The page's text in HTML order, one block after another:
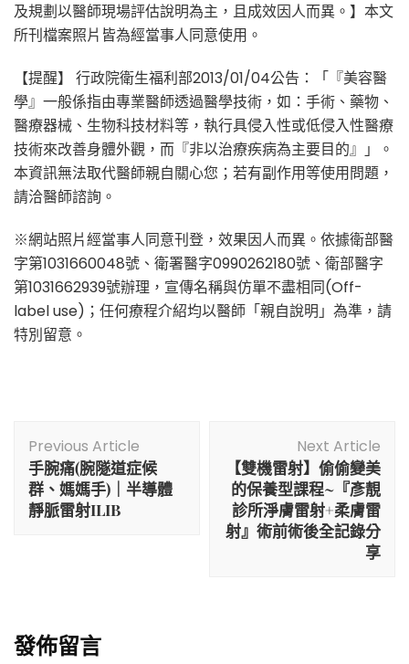
及規劃以醫師現場評估說明為主，且成效因人而異。】本文
所刊檔案照片皆為經當事人同意使用。
【提醒】 行政院衛生福利部2013/01/04公告：「『美容醫
學』一般係指由專業醫師透過醫學技術，如：手術、藥物、
醫療器械、生物科技材料等，執行具侵入性或低侵入性醫療
技術來改善身體外觀，而『非以治療疾病為主要目的』」。
本資訊無法取代醫師親自關心您；若有副作用等使用問題，
請洽醫師諮詢。
※網站照片經當事人同意刊登，效果因人而異。依據衛部醫
字第1031660048號、衛署醫字0990262180號、衛部醫字
第1031662939號辦理，宣傳名稱與仿單不盡相同(Off-
label use)；任何療程介紹均以醫師「親自說明」為準，請
特別留意。
Navigation
Previous Article
手腕痛(腕隧道症候
群、媽媽手)｜半導體
靜脈雷射ILIB
Next Article
【雙機雷射】偷偷變美
的保養型課程~『彥靚
診所淨膚雷射+柔膚雷
射』術前術後全記錄分
享
發佈留言